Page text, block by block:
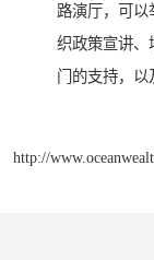
路演厅，可以
织政策宣讲、
门的支持，以
http://